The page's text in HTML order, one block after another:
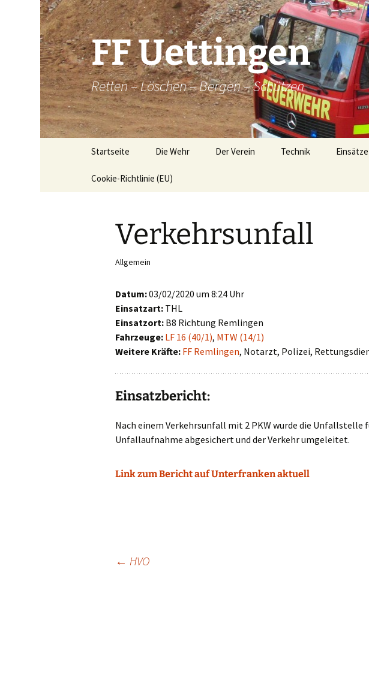
Zum
Inhalt
springen
FF Uettingen
Retten – Löschen – Bergen – Schützen
Startseite Die Wehr
Die Wehr
Atemschutz
Jugendfeuerwehr
Kinderfeuerwehr
Der Verein
Historische
Brandkatatstrophen
Technik
Gerätehaus
Einsätze
Einsätze
Cookie-Richtlinie (EU)
Verkehrsunfall
Allgemein
Datum:03/02/2020 um 8:24 Uhr
Einsatzart: THL
Einsatzort: B8 Richtung Remlingen
Fahrzeuge: LF 16 (40/1), MTW (14/1)
Weitere Kräfte: FF Remlingen, Notarzt, Polizei,
Einsatzbericht:
Nach einem Verkehrsunfall mit 2 PKW wurde die Unfallstelle
Unfallaufnahme abgesichert und der Verkehr umgeleitet.
Link zum Bericht auf Unterfranken aktuell
Beitragsnavigation
← HVO